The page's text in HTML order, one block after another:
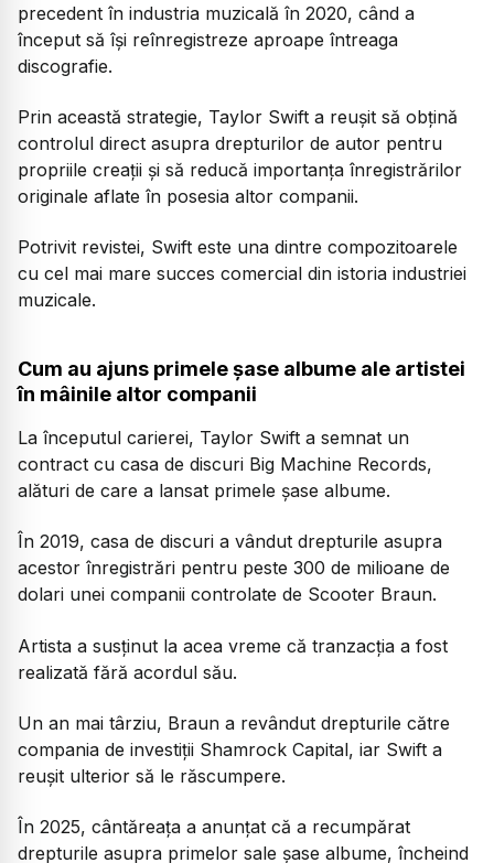
precedent în industria muzicală în 2020, când a
început să își reînregistreze aproape întreaga
discografie.
Prin această strategie, Taylor Swift a reușit să obțină
controlul direct asupra drepturilor de autor pentru
propriile creații și să reducă importanța înregistrărilor
originale aflate în posesia altor companii.
Potrivit revistei, Swift este una dintre compozitoarele
cu cel mai mare succes comercial din istoria industriei
muzicale.
Cum au ajuns primele șase albume ale artistei
în mâinile altor companii
La începutul carierei, Taylor Swift a semnat un
contract cu casa de discuri Big Machine Records,
alături de care a lansat primele șase albume.
În 2019, casa de discuri a vândut drepturile asupra
acestor înregistrări pentru peste 300 de milioane de
dolari unei companii controlate de Scooter Braun.
Artista a susținut la acea vreme că tranzacția a fost
realizată fără acordul său.
Un an mai târziu, Braun a revândut drepturile către
compania de investiții Shamrock Capital, iar Swift a
reușit ulterior să le răscumpere.
În 2025, cântăreața a anunțat că a recumpărat
drepturile asupra primelor sale șase albume, încheind